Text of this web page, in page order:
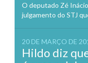
O deputado Zé
julgamento do STJ
20 DE MARÇO DE
Hildo diz